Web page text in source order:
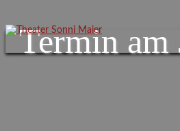
Termin am